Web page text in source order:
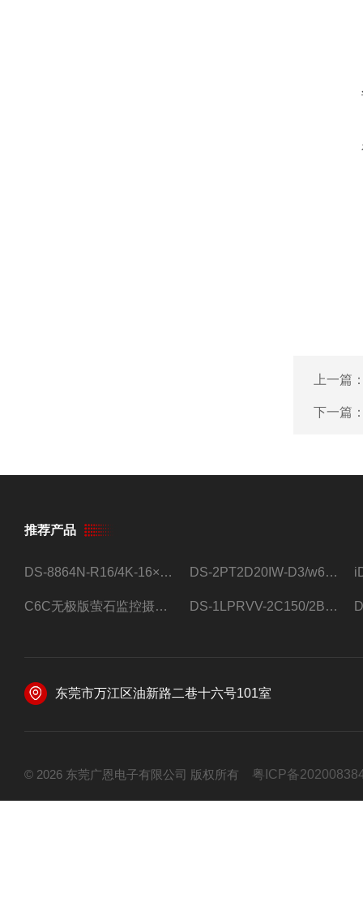
上一篇
下一篇
推荐产品
DS-8864N-R16/4K-16×4T/希捷16盘位录像机 DS-2PT2D20IW-D3/w64路高清硬盘录像机
C6C无极版萤石监控摄像头 DS-1LPRVV-2C150/2B监控室外夜视高清电源线护套线200米/卷
东莞市万江区油新路二巷十六号101室
© 2026 东莞广恩电子有限公司 版权所有 粤ICP备